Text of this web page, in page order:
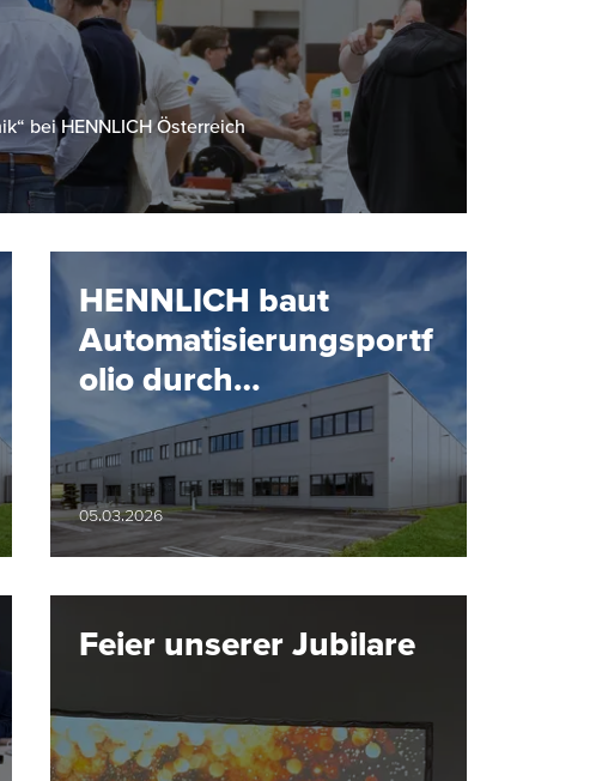
bei HENNLICH Österreich
HENNLICH baut
Automatisierungsportf
olio durch
Partnerschaft mit SMC
aus
05.03.2026
Feier unserer Jubilare